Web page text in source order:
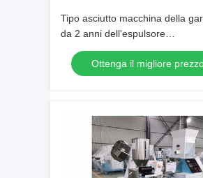
Tipo asciutto macchina della
da 2 anni dell'espulsore
dell'alimentazione del pesce
certificato del CE
Ottenga il migliore